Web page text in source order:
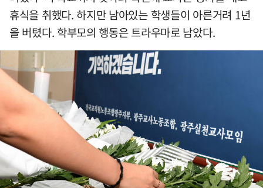
휴식을 취했다. 하지만 남아있는 학생들이 아른거려 1년
을 버텼다. 학부모의 행동은 트라우마로 남았다.